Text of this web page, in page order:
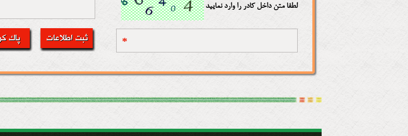
لطفا متن داخل کادر را وارد نمایید
*